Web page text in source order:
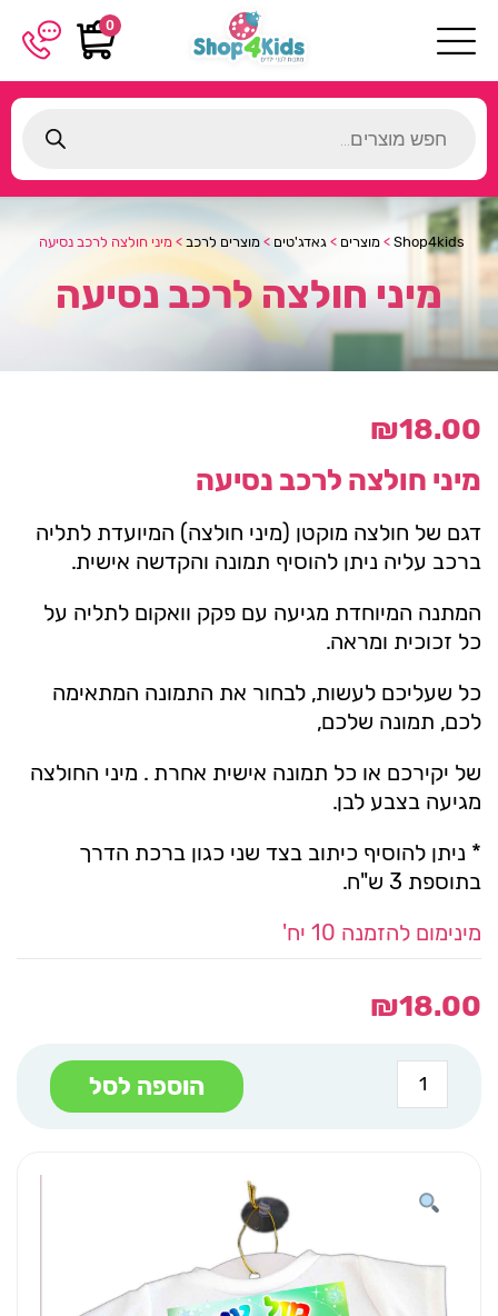
0
search
Shop4kids
> מוצרים > גאדג'טים > מוצרים לרכב > מיני חולצה לרכב נסיעה
מיני חולצה לרכב נסיעה
₪18.00
מיני חולצה לרכב נסיעה
דגם של חולצה מוקטן (מיני חולצה) המיועדת לתליה
ברכב עליה ניתן להוסיף תמונה והקדשה אישית.
המתנה המיוחדת מגיעה עם פקק וואקום לתליה על
כל זכוכית ומראה.
כל שעליכם לעשות, לבחור את התמונה המתאימה
לכם, תמונה שלכם,
של יקירכם או כל תמונה אישית אחרת . מיני החולצה
מגיעה בצבע לבן.
* ניתן להוסיף כיתוב בצד שני כגון ברכת הדרך
בתוספת 3 ש"ח.
מינימום להזמנה 10 יח'
₪18.00
כמות
של
מיני
הוספה לסל